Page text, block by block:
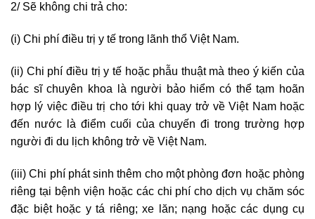
2/ Sẽ không chi trả cho:
(i) Chi phí điều trị y tế trong lãnh thổ Việt Nam.
(ii) Chi phí điều trị y tế hoặc phẫu thuật mà theo ý kiến của
bác sĩ chuyên khoa là người bảo hiểm có thể tạm hoãn
hợp lý việc điều trị cho tới khi quay trở về Việt Nam hoặc
đến nước là điểm cuối của chuyến đi trong trường hợp
người đi du lịch không trở về Việt Nam.
(iii) Chi phí phát sinh thêm cho một phòng đơn hoặc phòng
riêng tại bệnh viện hoặc các chi phí cho dịch vụ chăm sóc
đặc biệt hoặc y tá riêng; xe lăn; nạng hoặc các dụng cụ